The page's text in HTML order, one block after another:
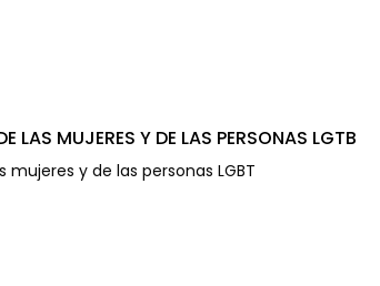
LAS MUJERES Y DE LAS PERSONAS LGTB
y de las personas LGBT